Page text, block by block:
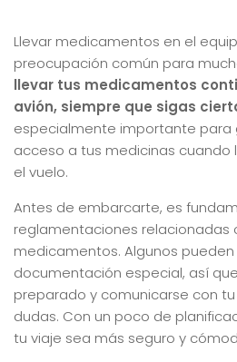
Llevar medicamentos en el
preocupación común para
llevar tus medicamentos
avión, siempre que sigas
especialmente importante para
acceso a tus medicinas cuando
el vuelo.
Antes de embarcarte, es
reglamentaciones relacionadas
medicamentos. Algunos
documentación especial, así
preparado y comunicarse con
dudas. Con un poco de
tu viaje sea más seguro y